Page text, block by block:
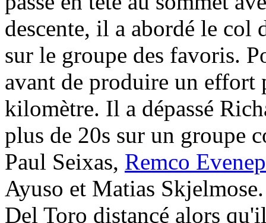
descente, il a abordé le col
sur le groupe des favoris.
avant de produire un effort
kilomètre. Il a dépassé
plus de 20s sur un groupe
Paul Seixas, Remco
Ayuso et Matias
Del Toro distancé alors